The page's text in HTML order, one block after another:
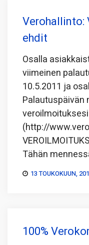
Verohallinto:
ehdit
Osalla
viimeinen
10.5.2011 ja
Palautuspäivän
(http://
Tähän
13 TOUKOKUUN,
100%